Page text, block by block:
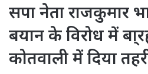
सपा नेता राजकुमार
बयान के विरोध में
कोतवाली में दिया